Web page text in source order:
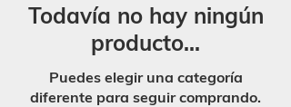
Todavía no hay ningún
producto...
Puedes elegir una categoría
diferente para seguir comprando.